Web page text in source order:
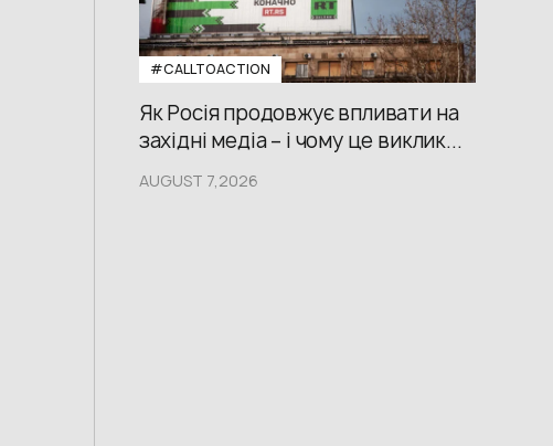
#CALLTOACTION
Як Росія продовжує впливати на
західні медіа – і чому це виклик...
AUGUST 7,2026